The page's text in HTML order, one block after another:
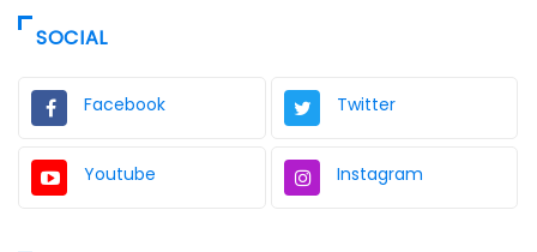
SOCIAL
Facebook Twitter
Youtube Instagram